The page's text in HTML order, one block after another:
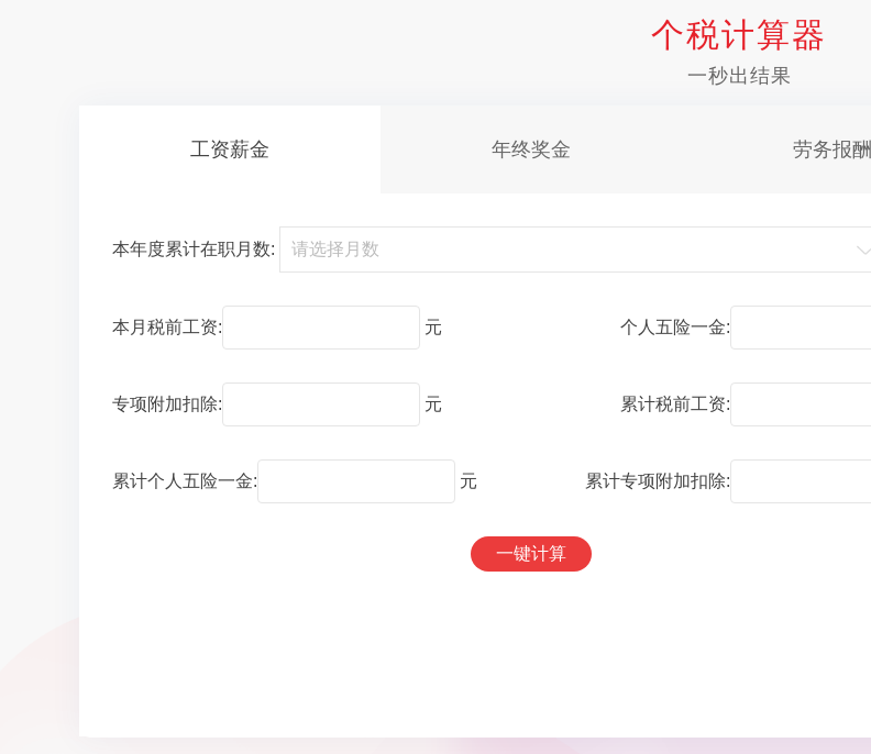
个税计算器
一秒出结果
工资薪金 年终奖金 劳务报酬
本年度累计在职月数:
本月税前工资: 元 个人五险一金:
专项附加扣除: 元 累计税前工资:
累计个人五险一金: 元 累计专项附加扣除:
一键计算